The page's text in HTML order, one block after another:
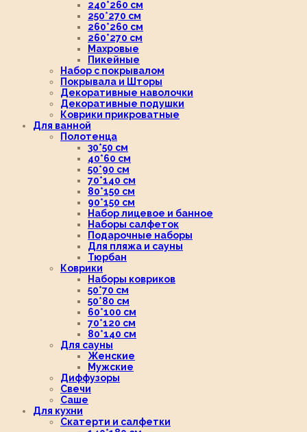
240*260 см
250*270 см
260*260 см
260*270 см
Махровые
Пикейные
Набор с покрывалом
Покрывала и Шторы
Декоративные наволочки
Декоративные подушки
Коврики прикроватные
Для ванной
Полотенца
30*50 см
40*60 см
50*90 см
70*140 см
80*150 см
90*150 см
Набор лицевое и банное
Наборы салфеток
Подарочные наборы
Для пляжа и сауны
Тюрбан
Коврики
Наборы ковриков
50*70 см
50*80 см
60*100 см
70*120 см
80*140 см
Для сауны
Женские
Мужские
Диффузоры
Свечи
Саше
Для кухни
Скатерти и салфетки